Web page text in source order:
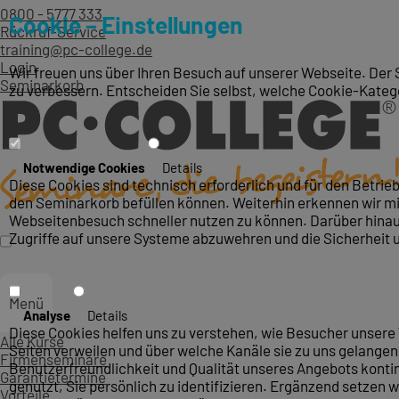
0800 - 5777 333
Rückruf-Service
training@pc-college.de
Login
Seminarkorb
Menü
Alle Kurse
Firmenseminare
Garantietermine
Vorteile
Cookie – Einstellungen
Wir freuen uns über Ihren Besuch auf unserer Webseite.
zu verbessern. Entscheiden Sie selbst, welche Cookie-
Notwendige Cookies Details
Diese Cookies sind technisch erforderlich und für den
den Seminarkorb befüllen können. Weiterhin erkennen wir
Webseitenbesuch schneller nutzen zu können. Darüber
Zugriffe auf unsere Systeme abzuwehren und die Sicherheit
Analyse Details
Diese Cookies helfen uns zu verstehen, wie Besucher
Seiten verweilen und über welche Kanäle sie zu uns
Benutzerfreundlichkeit und Qualität unseres Angebots
genutzt, Sie persönlich zu identifizieren. Ergänzend